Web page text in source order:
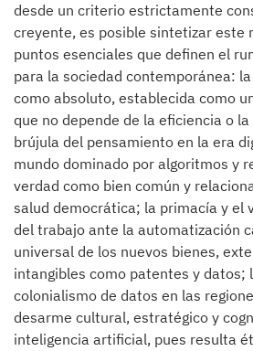
desde un criterio estrictamente
creyente, es posible sintetizar este
puntos esenciales que definen el
para la sociedad contemporánea:
como absoluto, establecida como
que no depende de la eficiencia o
brújula del pensamiento en la era
mundo dominado por algoritmos y
verdad como bien común y
salud democrática; la primacía y el
del trabajo ante la automatización
universal de los nuevos bienes,
intangibles como patentes y datos;
colonialismo de datos en las
desarme cultural, estratégico y
inteligencia artificial, pues resulta